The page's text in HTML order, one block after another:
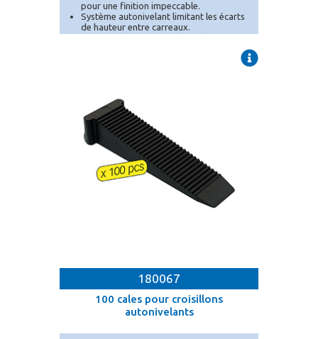
pour une finition impeccable.
Système autonivelant limitant les écarts
de hauteur entre carreaux.
Compatible avec toutes les cales MEJIX.
180067
100 cales pour croisillons
autonivelants